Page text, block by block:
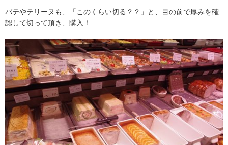
パテやテリーヌも、「このくらい切る？？」と、目の前で厚みを確
認して切って頂き、購入！